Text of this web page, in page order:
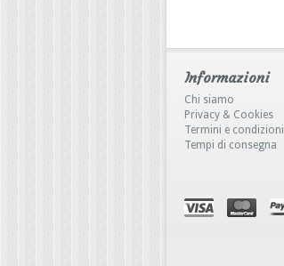
Informazioni
Chi siamo
Privacy & Cookies
Termini e condizioni
Tempi di consegna